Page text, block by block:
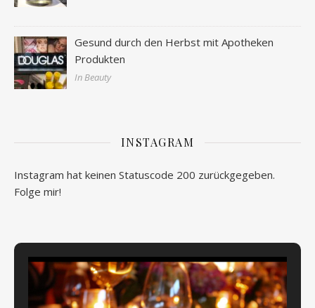
Gesund durch den Herbst mit Apotheken
Produkten
In Beauty
INSTAGRAM
Instagram hat keinen Statuscode 200 zurückgegeben.
Folge mir!